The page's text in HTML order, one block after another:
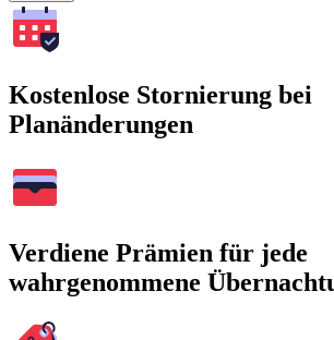
Kostenlose Stornierung bei
Planänderungen
Verdiene Prämien für jede
wahrgenommene